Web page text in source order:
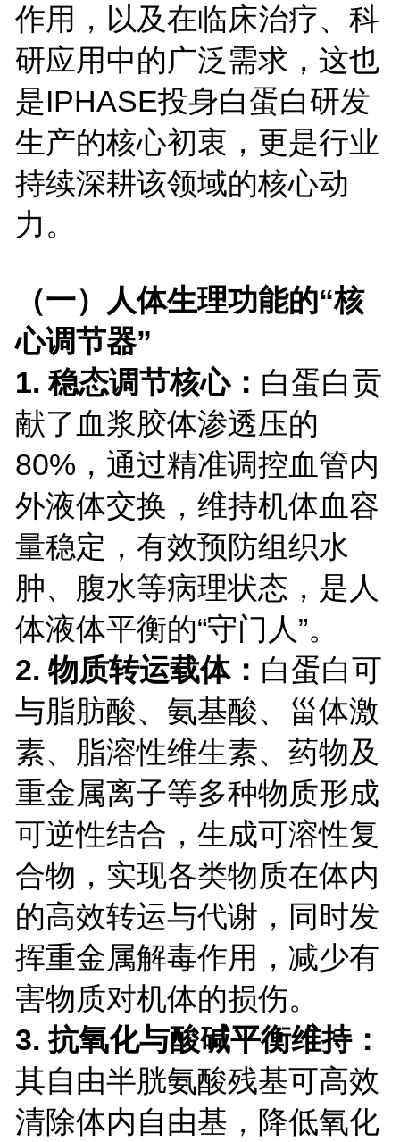
作用，以及在临床治疗、科
研应用中的广泛需求，这也
是IPHASE投身白蛋白研发
生产的核心初衷，更是行业
持续深耕该领域的核心动
力。
（一）人体生理功能的“核
心调节器”
1. 稳态调节核心： 白蛋白贡
献了血浆胶体渗透压的
80%，通过精准调控血管内
外液体交换，维持机体血容
量稳定，有效预防组织水
肿、腹水等病理状态，是人
体液体平衡的“守门人”。
2. 物质转运载体： 白蛋白可
与脂肪酸、氨基酸、甾体激
素、脂溶性维生素、药物及
重金属离子等多种物质形成
可逆性结合，生成可溶性复
合物，实现各类物质在体内
的高效转运与代谢，同时发
挥重金属解毒作用，减少有
害物质对机体的损伤。
3. 抗氧化与酸碱平衡维持：
其自由半胱氨酸残基可高效
清除体内自由基，降低氧化